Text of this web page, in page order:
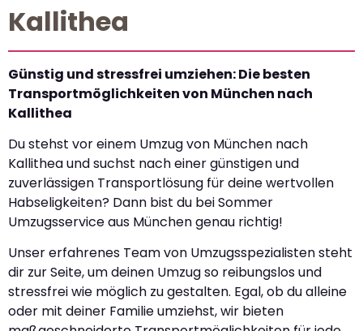
Kallithea
Günstig und stressfrei umziehen: Die besten
Transportmöglichkeiten von München nach
Kallithea
Du stehst vor einem Umzug von München nach
Kallithea und suchst nach einer günstigen und
zuverlässigen Transportlösung für deine wertvollen
Habseligkeiten? Dann bist du bei Sommer
Umzugsservice aus München genau richtig!
Unser erfahrenes Team von Umzugsspezialisten steht
dir zur Seite, um deinen Umzug so reibungslos und
stressfrei wie möglich zu gestalten. Egal, ob du alleine
oder mit deiner Familie umziehst, wir bieten